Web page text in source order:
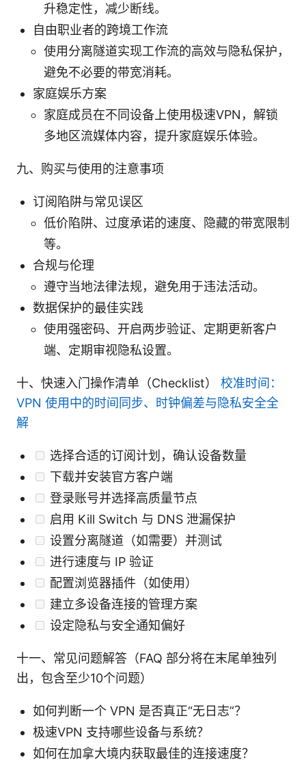
升稳定性，减少断线。
自由职业者的跨境工作流
使用分离隧道实现工作流的高效与隐私保护，
避免不必要的带宽消耗。
家庭娱乐方案
家庭成员在不同设备上使用极速VPN，解锁
多地区流媒体内容，提升家庭娱乐体验。
九、购买与使用的注意事项
订阅陷阱与常见误区
低价陷阱、过度承诺的速度、隐藏的带宽限制
等。
合规与伦理
遵守当地法律法规，避免用于违法活动。
数据保护的最佳实践
使用强密码、开启两步验证、定期更新客户
端、定期审视隐私设置。
十、快速入门操作清单（Checklist） 校准时间：
VPN 使用中的时间同步、时钟偏差与隐私安全全
解
选择合适的订阅计划，确认设备数量
下载并安装官方客户端
登录账号并选择高质量节点
启用 Kill Switch 与 DNS 泄漏保护
设置分离隧道（如需要）并测试
进行速度与 IP 验证
配置浏览器插件（如使用）
建立多设备连接的管理方案
设定隐私与安全通知偏好
十一、常见问题解答（FAQ 部分将在末尾单独列
出，包含至少10个问题）
如何判断一个 VPN 是否真正“无日志”？
极速VPN 支持哪些设备与系统？
如何在加拿大境内获取最佳的连接速度？